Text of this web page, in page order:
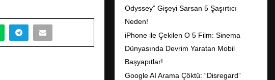
Odyssey” Gişeyi Sarsan 5 Şaşırtıcı
Neden!
iPhone ile Çekilen O 5 Film: Sinema
Dünyasında Devrim Yaratan Mobil
Başyapıtlar!
Google AI Arama Çöktü: “Disregard”